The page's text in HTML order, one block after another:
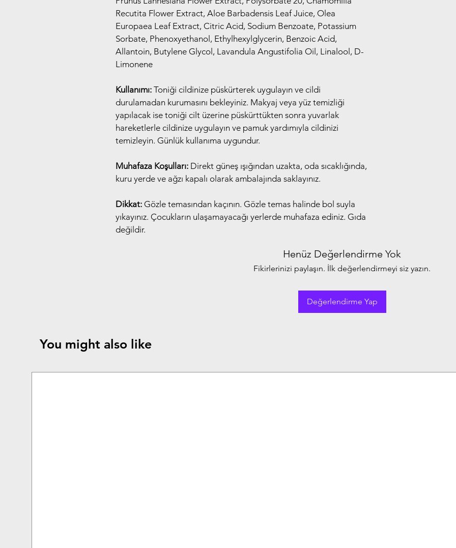
Recutita Flower Extract, Aloe Barbadensis Leaf Juice, Olea
Europaea Leaf Extract, Citric Acid, Sodium Benzoate, Potassium
Sorbate, Phenoxyethanol, Ethylhexylglycerin, Benzoic Acid,
Allantoin, Butylene Glycol, Lavandula Angustifolia Oil, Linalool, D-
Limonene
Kullanımı: Toniği cildinize püskürterek uygulayın ve cildi
durulamadan kurumasını bekleyiniz. Makyaj veya yüz temizliği
yapılacak ise toniği cilt üzerine püskürttükten sonra yuvarlak
hareketlerle cildinize uygulayın ve pamuk yardımıyla cildinizi
temizleyin. Günlük kullanıma uygundur.
Muhafaza Koşulları: Direkt güneş ışığından uzakta, oda sıcaklığında,
kuru yerde ve ağzı kapalı olarak ambalajında saklayınız.
Dikkat: Gözle temasından kaçının. Gözle temas halinde bol suyla
yıkayınız. Çocukların ulaşamayacağı yerlerde muhafaza ediniz. Gıda
değildir.
Henüz Değerlendirme Yok
Fikirlerinizi paylaşın. İlk değerlendirmeyi siz yazın.
Değerlendirme Yap
You might also like